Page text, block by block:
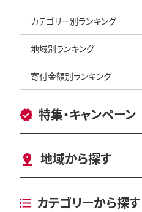
カテゴリー別ランキング
地域別ランキング
寄付金額別ランキング
特集・キャンペーン
地域から探す
カテゴリーから探す